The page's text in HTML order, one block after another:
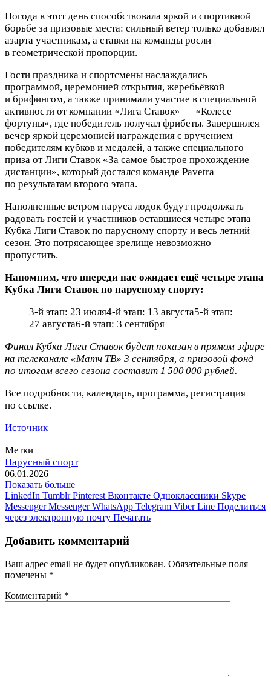
Погода в этот день способствовала яркой и спортивной
борьбе за призовые места: сильный ветер только добавлял
азарта участникам, а ставки на команды росли
в геометрической пропорции.
Гости праздника и спортсмены наслаждались
программой, церемонией открытия, жеребьёвкой
и брифингом, а также принимали участие в специальной
активности от компании «Лига Ставок» — «Колесе
фортуны», где победитель получал фрибеты. Завершился
вечер яркой церемонией награждения с вручением
победителям кубков и медалей, а также специального
приза от Лиги Ставок «За самое быстрое прохождение
дистанции», который достался команде Pavetra
по результатам второго этапа.
Наполненные ветром паруса лодок будут продолжать
радовать гостей и участников оставшиеся четыре этапа
Кубка Лиги Ставок по парусному спорту и весь летний
сезон. Это потрясающее зрелище невозможно
пропустить.
Напомним, что впереди нас ожидает ещё четыре этапа
Кубка Лиги Ставок по парусному спорту:
3-й этап: 23 июля4-й этап: 13 августа5-й этап:
27 августа6-й этап: 3 сентября
Финал Кубка Лиги Ставок будет показан в прямом эфире
на телеканале «Матч ТВ» 3 сентября, а призовой фонд
по итогам всего сезона составит 1 500 000 рублей.
Все подробности, календарь, программа, регистрация
по ссылке.
Источник
Метки
Парусный спорт
06.01.2026
Показать больше
LinkedIn Tumblr Pinterest Вконтакте Одноклассники Skype
Messenger Messenger WhatsApp Telegram Viber Line Поделиться
через электронную почту Печатать
Добавить комментарий
Ваш адрес email не будет опубликован. Обязательные поля
помечены *
Комментарий *